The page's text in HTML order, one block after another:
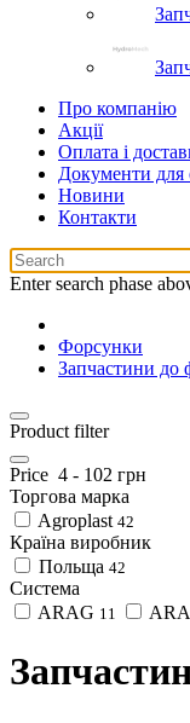
Про компанію
Акції
Оплата і
Документи для
Новини
Контакти
Enter search phase
Форсунки
Запчастини до
Product filter
Price 4 - 102 грн
Торгова марка
Agroplast 42
Країна виробник
Польща 42
Система
ARAG 11